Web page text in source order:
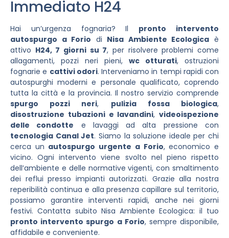
Immediato H24
Hai un’urgenza fognaria? Il pronto intervento
autospurgo a Forio di Nisa Ambiente Ecologica è
attivo H24, 7 giorni su 7, per risolvere problemi come
allagamenti, pozzi neri pieni, wc otturati, ostruzioni
fognarie e cattivi odori. Interveniamo in tempi rapidi con
autospurghi moderni e personale qualificato, coprendo
tutta la città e la provincia. Il nostro servizio comprende
spurgo pozzi neri, pulizia fossa biologica,
disostruzione tubazioni e lavandini, videoispezione
delle condotte e lavaggi ad alta pressione con
tecnologia Canal Jet. Siamo la soluzione ideale per chi
cerca un autospurgo urgente a Forio, economico e
vicino. Ogni intervento viene svolto nel pieno rispetto
dell’ambiente e delle normative vigenti, con smaltimento
dei reflui presso impianti autorizzati. Grazie alla nostra
reperibilità continua e alla presenza capillare sul territorio,
possiamo garantire interventi rapidi, anche nei giorni
festivi. Contatta subito Nisa Ambiente Ecologica: il tuo
pronto intervento spurgo a Forio, sempre disponibile,
affidabile e conveniente.